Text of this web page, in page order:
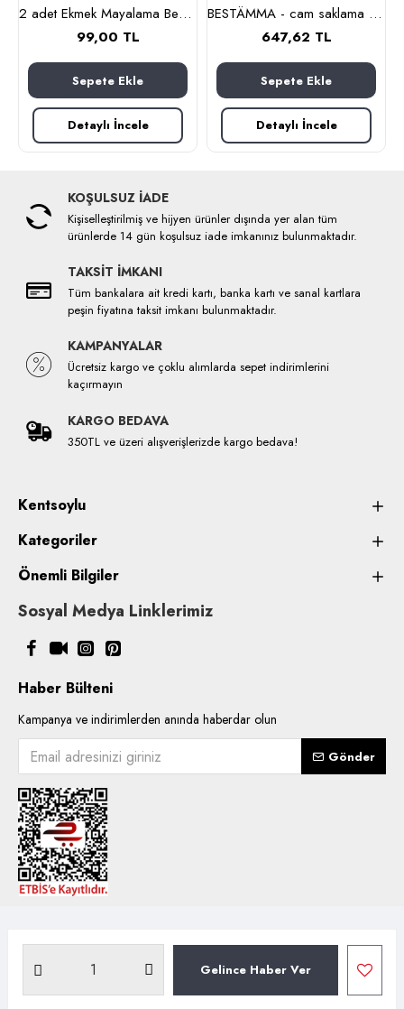
Gelince Haber Ver
2 adet Ekmek Mayalama Bezi 50x70 cm, %100 Pamuk Amerikan Pasa Bezi
99,00 TL
Sepete Ekle
Detaylı İncele
BESTÄMMA - cam saklama kabı seti (cam)
647,62 TL
Sepete Ekle
Detaylı İncele
KOŞULSUZ İADE
Kişiselleştirilmiş ve hijyen ürünler dışında yer alan tüm
ürünlerde 14 gün koşulsuz iade imkanınız bulunmaktadır.
TAKSİT İMKANI
Tüm bankalara ait kredi kartı, banka kartı ve sanal kartlara
peşin fiyatına taksit imkanı bulunmaktadır.
KAMPANYALAR
Ücretsiz kargo ve çoklu alımlarda sepet indirimlerini
kaçırmayın
KARGO BEDAVA
350TL ve üzeri alışverişlerizde kargo bedava!
Kentsoylu
Kategoriler
Önemli Bilgiler
Sosyal Medya Linklerimiz
Haber Bülteni
Kampanya ve indirimlerden anında haberdar olun
Gönder